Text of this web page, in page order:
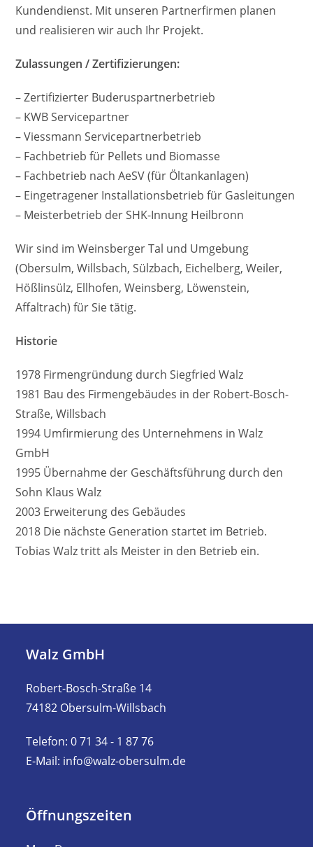
Kundendienst. Mit unseren Partnerfirmen planen
und realisieren wir auch Ihr Projekt.
Zulassungen / Zertifizierungen:
– Zertifizierter Buderuspartnerbetrieb
– KWB Servicepartner
– Viessmann Servicepartnerbetrieb
– Fachbetrieb für Pellets und Biomasse
– Fachbetrieb nach AeSV (für Öltankanlagen)
– Eingetragener Installationsbetrieb für Gasleitungen
– Meisterbetrieb der SHK-Innung Heilbronn
Wir sind im Weinsberger Tal und Umgebung
(Obersulm, Willsbach, Sülzbach, Eichelberg, Weiler,
Hößlinsülz, Ellhofen, Weinsberg, Löwenstein,
Affaltrach) für Sie tätig.
Historie
1978 Firmengründung durch Siegfried Walz
1981 Bau des Firmengebäudes in der Robert-Bosch-
Straße, Willsbach
1994 Umfirmierung des Unternehmens in Walz
GmbH
1995 Übernahme der Geschäftsführung durch den
Sohn Klaus Walz
2003 Erweiterung des Gebäudes
2018 Die nächste Generation startet im Betrieb.
Tobias Walz tritt als Meister in den Betrieb ein.
Walz GmbH
Robert-Bosch-Straße 14
74182 Obersulm-Willsbach
Telefon: 0 71 34 - 1 87 76
E-Mail: info@walz-obersulm.de
Öffnungszeiten